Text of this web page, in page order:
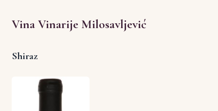
Vina Vinarije Milosavljević
Shiraz